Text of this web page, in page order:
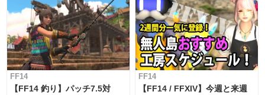
FF14
【FF14 釣り】パッチ7.5対
FF14
【FF14 / FFXIV】今週と来週